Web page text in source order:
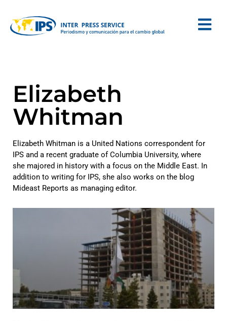
Elizabeth
Whitman
Elizabeth Whitman is a United Nations correspondent for
IPS and a recent graduate of Columbia University, where
she majored in history with a focus on the Middle East. In
addition to writing for IPS, she also works on the blog
Mideast Reports as managing editor.